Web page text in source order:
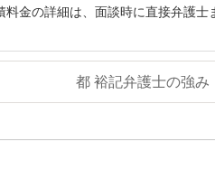
料金の詳細は、面談時に直接弁護
都 裕記弁護士の強み